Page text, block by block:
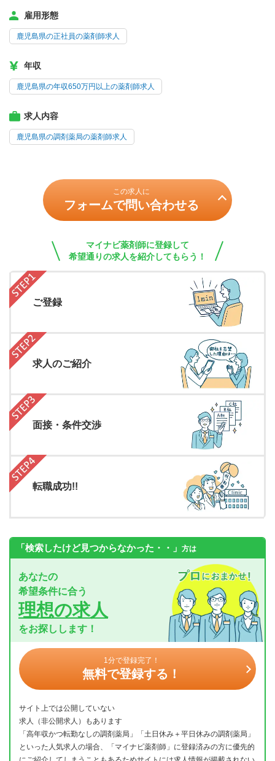
雇用形態
鹿児島県の正社員の薬剤師求人
年収
鹿児島県の年収650万円以上の薬剤師求人
求人内容
鹿児島県の調剤薬局の薬剤師求人
この求人に
フォームで問い合わせる
マイナビ薬剤師に登録して
希望通りの求人を紹介してもらう！
ご登録
求人のご紹介
面接・条件交渉
転職成功!!
「検索したけど見つからなかった・・」 方は
あなたの
希望条件に合う
理想の求人
をお探しします！
1分で登録完了！
無料で登録する！
サイト上では公開していない
求人（非公開求人）もあります
「高年収かつ転勤なしの調剤薬局」「土日休み＋平日休みの調剤薬局」
といった人気求人の場合、「マイナビ薬剤師」に登録済みの方に優先的